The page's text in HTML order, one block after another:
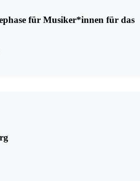
für Musiker*innen für das